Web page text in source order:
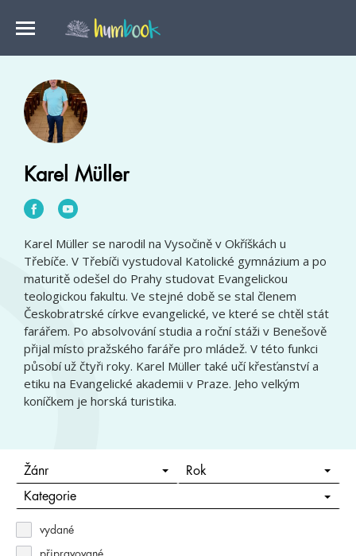
Karel Müller
Karel Müller se narodil na Vysočině v Okříškách u
Třebíče. V Třebíči vystudoval Katolické gymnázium a po
maturitě odešel do Prahy studovat Evangelickou
teologickou fakultu. Ve stejné době se stal členem
Českobratrské církve evangelické, ve které se chtěl stát
farářem. Po absolvování studia a roční stáži v Benešově
přijal místo pražského faráře pro mládež. V této funkci
působí už čtyři roky. Karel Müller také učí křesťanství a
etiku na Evangelické akademii v Praze. Jeho velkým
koníčkem je horská turistika.
Žánr Rok
Kategorie
vydané
připravované